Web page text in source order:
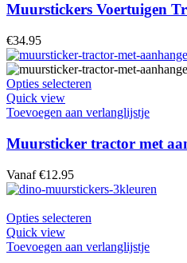
Muurstickers Voertuigen
€34.95
Opties selecteren
Quick view
Toevoegen aan verlanglijstje
Muursticker tractor met
Vanaf €12.95
Opties selecteren
Quick view
Toevoegen aan verlanglijstje